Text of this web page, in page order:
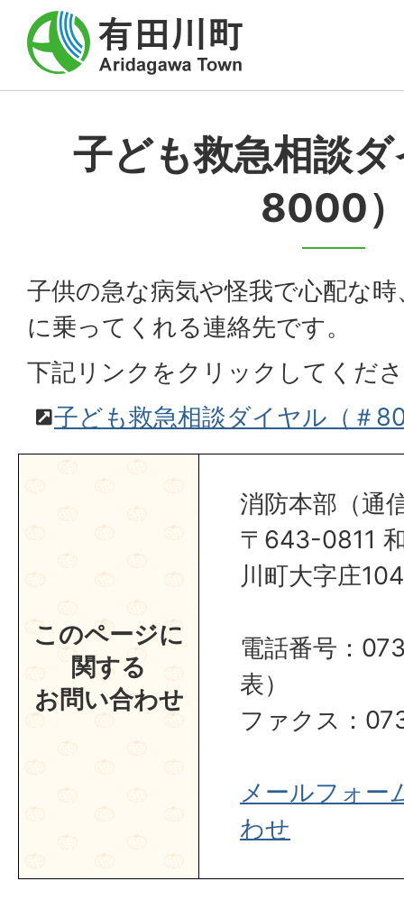
子ども救急相談
8000
子供の急な病気や怪我で心配な
に乗ってくれる連絡先です。
下記リンクをクリックしてくだ
子ども救急相談ダイヤル（＃
このページに
関する
お問い合わせ
消防本部（通
〒643-0811
川町大字庄
電話番号：
表）
ファクス：
メールフォー
わせ